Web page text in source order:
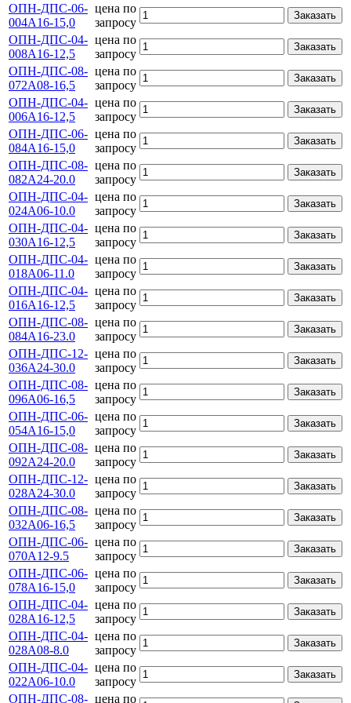
ОПН-ДПС-06-
004A16-15,0
цена по
запросу
Заказать
ОПН-ДПС-04-
008А16-12,5
цена по
запросу
Заказать
ОПН-ДПС-08-
072А08-16,5
цена по
запросу
Заказать
ОПН-ДПС-04-
006А16-12,5
цена по
запросу
Заказать
ОПН-ДПС-06-
084А16-15,0
цена по
запросу
Заказать
ОПН-ДПС-08-
082А24-20.0
цена по
запросу
Заказать
ОПН-ДПС-04-
024А06-10.0
цена по
запросу
Заказать
ОПН-ДПС-04-
030А16-12,5
цена по
запросу
Заказать
ОПН-ДПС-04-
018А06-11.0
цена по
запросу
Заказать
ОПН-ДПС-04-
016А16-12,5
цена по
запросу
Заказать
ОПН-ДПС-08-
084А16-23.0
цена по
запросу
Заказать
ОПН-ДПС-12-
036А24-30.0
цена по
запросу
Заказать
ОПН-ДПС-08-
096А06-16,5
цена по
запросу
Заказать
ОПН-ДПС-06-
054А16-15,0
цена по
запросу
Заказать
ОПН-ДПС-08-
092А24-20.0
цена по
запросу
Заказать
ОПН-ДПС-12-
028А24-30.0
цена по
запросу
Заказать
ОПН-ДПС-08-
032А06-16,5
цена по
запросу
Заказать
ОПН-ДПС-06-
070А12-9.5
цена по
запросу
Заказать
ОПН-ДПС-06-
078А16-15,0
цена по
запросу
Заказать
ОПН-ДПС-04-
028А16-12,5
цена по
запросу
Заказать
ОПН-ДПС-04-
028А08-8.0
цена по
запросу
Заказать
ОПН-ДПС-04-
022А06-10.0
цена по
запросу
Заказать
ОПН-ДПС-08- цена по